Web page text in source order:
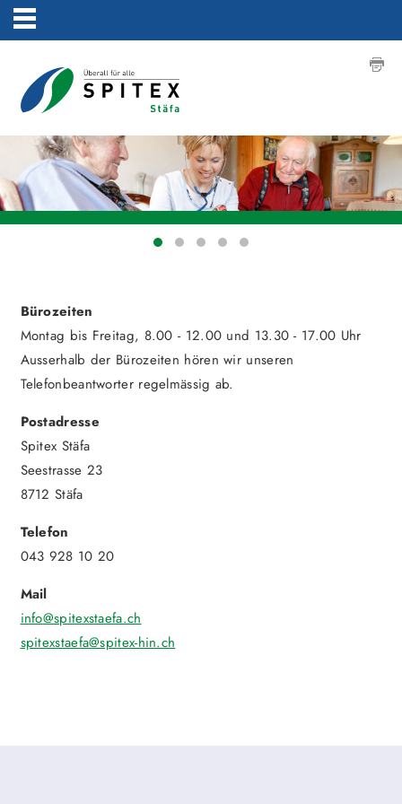
Bürozeiten
Montag bis Freitag, 8.00 - 12.00 und 13.30 - 17.00 Uhr
Ausserhalb der Bürozeiten hören wir unseren
Telefonbeantworter regelmässig ab.
Postadresse
Spitex Stäfa
Seestrasse 23
8712 Stäfa
Telefon
043 928 10 20
Mail
info@spitexstaefa.ch
spitexstaefa@spitex-hin.ch